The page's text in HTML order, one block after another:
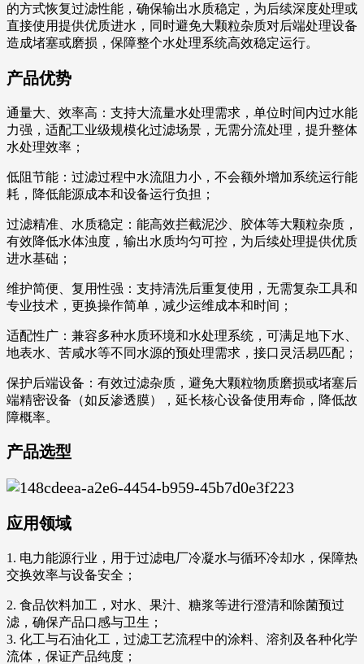
的方式恢复过滤性能，确保输出水质稳定，为后续深度处理或
直接使用提供优质进水，同时避免大颗粒杂质对后端处理设备
造成堵塞或磨损，保障整个水处理系统高效稳定运行。
产品优势
通量大、效率高：支持大流量水处理需求，单位时间内过水能
力强，适配工业级规模化过滤场景，无需分流处理，提升整体
水处理效率；
低阻节能：过滤过程中水流阻力小，不会额外增加系统运行能
耗，降低能源成本和设备运行负担；
过滤精准、水质稳定：能高效拦截泥沙、胶体等大颗粒杂质，
有效降低水体浊度，输出水质均匀可控，为后续处理提供优质
进水基础；
维护简便、复用性强：支持清洗后重复使用，无需复杂工具和
专业技术，更换操作简单，减少运维成本和时间；
适配性广：兼容多种水质环境和水处理系统，可满足地下水、
地表水、苦咸水等不同水源的预处理需求，接口灵活易匹配；
保护后端设备：有效过滤杂质，避免大颗粒物质磨损或堵塞后
端精密设备（如反渗透膜），延长核心设备使用寿命，降低故
障概率。
产品选型
应用领域
1. 电力能源行业，用于过滤电厂冷凝水与循环冷却水，保障热
交换效率与设备安全；
2. 食品饮料加工，对水、果汁、糖浆等进行澄清和除菌预过
滤，确保产品口感与卫生；
3. 化工与石油化工，过滤工艺流程中的涂料、溶剂及各种化学
流体，保证产品纯度；